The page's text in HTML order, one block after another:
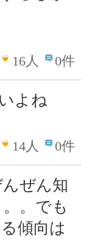
16人 0件
よね
14人 0件
ぜん知
。でも
傾向は